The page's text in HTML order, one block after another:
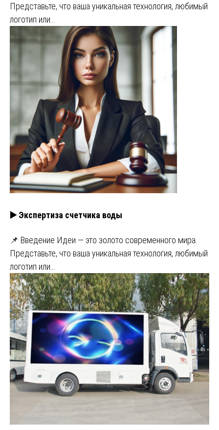
Представьте, что ваша уникальная технология, любимый
логотип или…
▶️ Экспертиза счетчика воды
📌 Введение Идеи — это золото современного мира.
Представьте, что ваша уникальная технология, любимый
логотип или…